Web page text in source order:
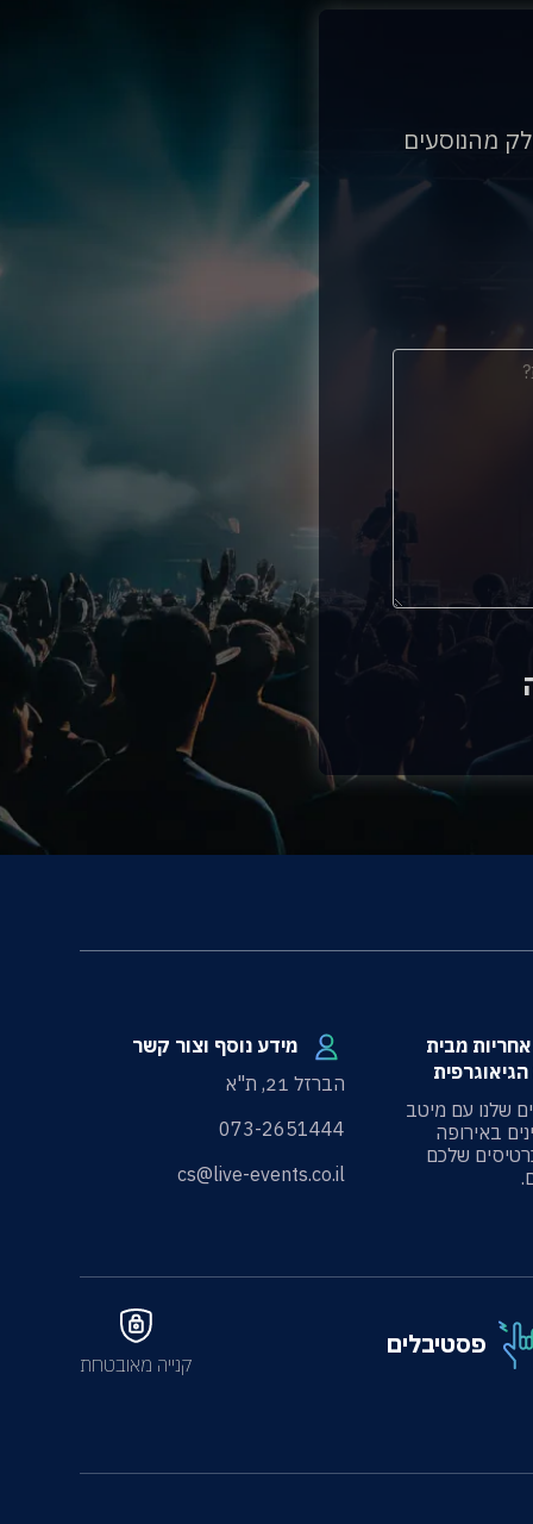
מהנוסעים
100% אחריות מבית
שלנו עם מיטב
באירופה
שלכם
מידע נוסף וצור קשר
הברזל 21, ת"א
073-2651444
cs@live-events.co.il
פסטיבלים
קנייה מאובטחת